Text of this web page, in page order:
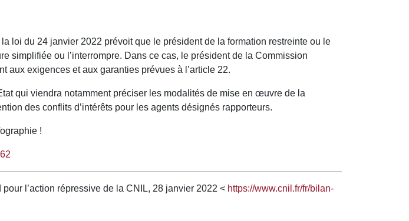
loi du 24 janvier 2022 prévoit que le président de la formation restreinte ou le
simplifiée ou l’interrompre. Dans ce cas, le président de la Commission
aux exigences et aux garanties prévues à l’article 22.
qui viendra notamment préciser les modalités de mise en œuvre de la
des conflits d’intérêts pour les agents désignés rapporteurs.
!
l’action répressive de la CNIL, 28 janvier 2022 < https://www.cnil.fr/fr/bilan-